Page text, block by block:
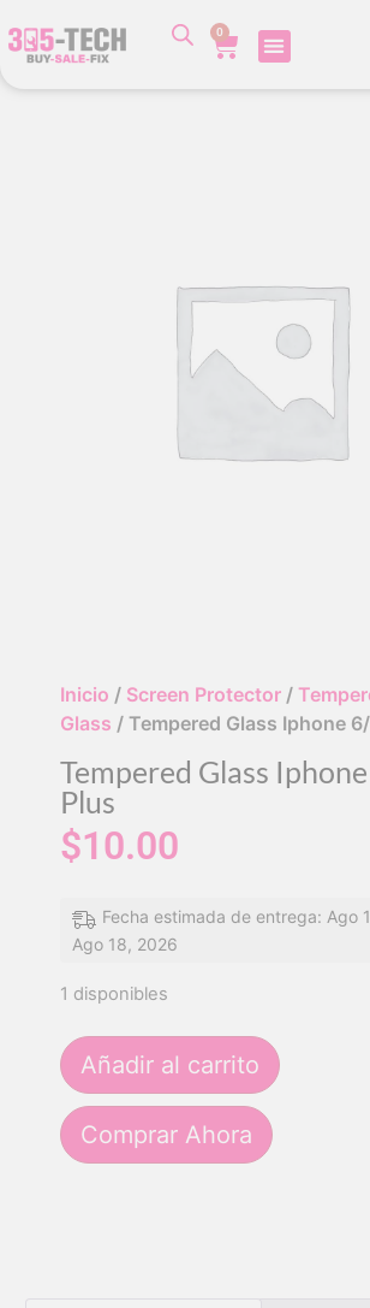
0
Inicio / Screen Protector /
Glass / Tempered Glass Iphone
Tempered Glass
Plus
$10.00
Fecha estimada de entrega: Ago
Ago 18, 2026
1 disponibles
Añadir al carrito
Comprar Ahora